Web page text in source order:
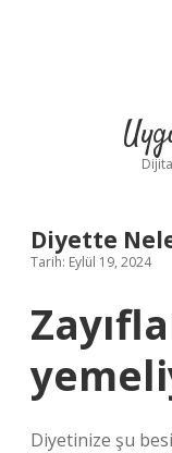
Diyette
Tarih: Eylül 19, 2024
Diyetinize şu